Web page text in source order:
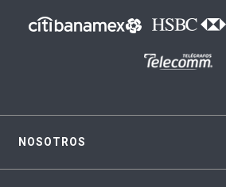
NOSOTROS